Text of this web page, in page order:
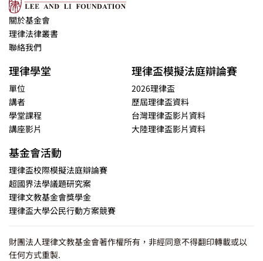
關於基金會
理律法律叢書
聯絡我們
理律學堂
單位
講者
學堂課程
講座影片
理律盃模擬法庭辯論賽
2026理律盃
歷屆理律盃資料
台灣理律盃影片資料
大陸理律盃影片資料
基金會活動
理律盃校際模擬法庭辯論賽
超國界法學議題研究案
理律文教基金會獎學金
理律盃大學公民行動方案競賽
財團法人理律文教基金會著作權所有，非經同意不得翻印轉載或以
任何方式重製.